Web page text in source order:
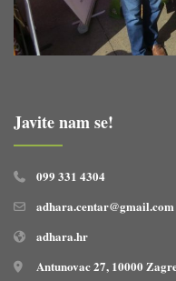
Javite nam se!
099 331 4304
adhara.centar@gmail.com
adhara.hr
Antunovac 27, 10000